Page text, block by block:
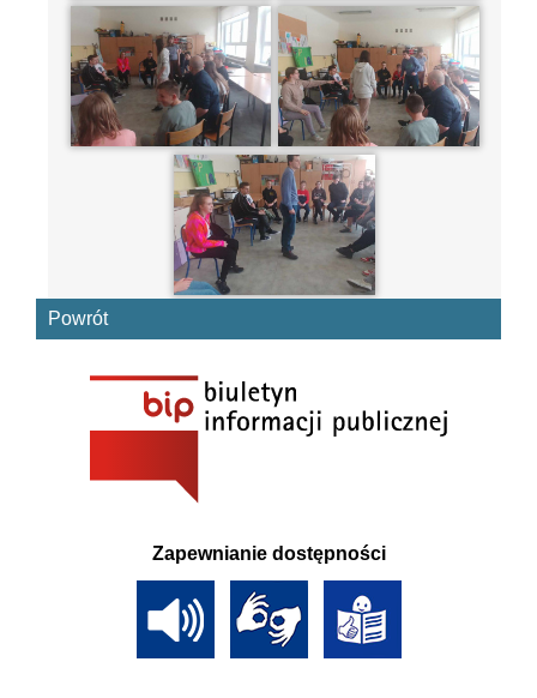
Powrót
Zapewnianie dostępności